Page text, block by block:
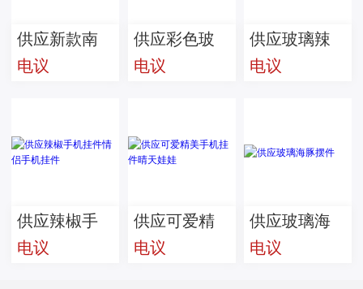
供应新款南
瓜球水晶玻
电议
供应彩色玻
璃海豚摆件
电议
供应玻璃辣
椒饰品挂件
电议
供应辣椒手
机挂件情侣
电议
供应可爱精
美手机挂件
电议
供应玻璃海
豚摆件
电议